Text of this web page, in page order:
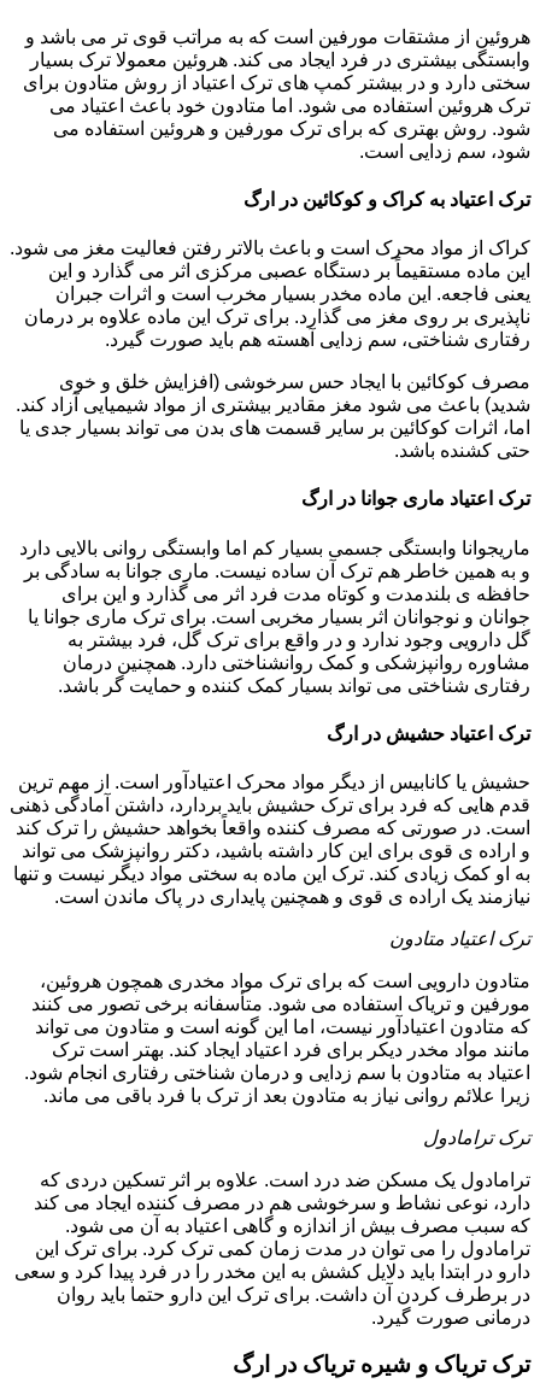
هروئین از مشتقات مورفین است که به مراتب قوی تر می باشد و
وابستگی بیشتری در فرد ایجاد می کند. هروئین معمولا ترک بسیار
سختی دارد و در بیشتر کمپ های ترک اعتیاد از روش متادون برای
ترک هروئین استفاده می شود. اما متادون خود باعث اعتیاد می
شود. روش بهتری که برای ترک مورفین و هروئین استفاده می
شود، سم زدایی است.
ترک اعتیاد به کراک و کوکائین در ارگ
کراک از مواد محرک است و باعث بالاتر رفتن فعالیت مغز می شود.
این ماده مستقیماً بر دستگاه عصبی مرکزی اثر می گذارد و این
یعنی فاجعه. این ماده مخدر بسیار مخرب است و اثرات جبران
ناپذیری بر روی مغز می گذارد. برای ترک این ماده علاوه بر درمان
رفتاری شناختی، سم زدایی آهسته هم باید صورت گیرد.
مصرف کوکائین با ایجاد حس سرخوشی (افزایش خلق و خوی
شدید) باعث می شود مغز مقادیر بیشتری از مواد شیمیایی آزاد کند.
اما، اثرات کوکائین بر سایر قسمت های بدن می تواند بسیار جدی یا
حتی کشنده باشد.
ترک اعتیاد ماری جوانا در ارگ
ماریجوانا وابستگی جسمی بسیار کم اما وابستگی روانی بالایی دارد
و به همین خاطر هم ترک آن ساده نیست. ماری جوانا به سادگی بر
حافظه ی بلندمدت و کوتاه مدت فرد اثر می گذارد و این برای
جوانان و نوجوانان اثر بسیار مخربی است. برای ترک ماری جوانا یا
گل دارویی وجود ندارد و در واقع برای ترک گل، فرد بیشتر به
مشاوره روانپزشکی و کمک روانشناختی دارد. همچنین درمان
رفتاری شناختی می تواند بسیار کمک کننده و حمایت گر باشد.
ترک اعتیاد حشیش در ارگ
حشیش یا کانابیس از دیگر مواد محرک اعتیادآور است. از مهم ترین
قدم هایی که فرد برای ترک حشیش باید بردارد، داشتن آمادگی ذهنی
است. در صورتی که مصرف کننده واقعاً بخواهد حشیش را ترک کند
و اراده ی قوی برای این کار داشته باشید، دکتر روانپزشک می تواند
به او کمک زیادی کند. ترک این ماده به سختی مواد دیگر نیست و تنها
نیازمند یک اراده ی قوی و همچنین پایداری در پاک ماندن است.
ترک اعتیاد متادون
متادون دارویی است که برای ترک مواد مخدری همچون هروئین،
مورفین و تریاک استفاده می شود. متأسفانه برخی تصور می کنند
که متادون اعتیادآور نیست، اما این گونه است و متادون می تواند
مانند مواد مخدر دیکر برای فرد اعتیاد ایجاد کند. بهتر است ترک
اعتیاد به متادون با سم زدایی و درمان شناختی رفتاری انجام شود.
زیرا علائم روانی نیاز به متادون بعد از ترک با فرد باقی می ماند.
ترک ترامادول
ترامادول یک مسکن ضد درد است. علاوه بر اثر تسکین دردی که
دارد، نوعی نشاط و سرخوشی هم در مصرف کننده ایجاد می کند
که سبب مصرف بیش از اندازه و گاهی اعتیاد به آن می شود.
ترامادول را می توان در مدت زمان کمی ترک کرد. برای ترک این
دارو در ابتدا باید دلایل کشش به این مخدر را در فرد پیدا کرد و سعی
در برطرف کردن آن داشت. برای ترک این دارو حتما باید روان
درمانی صورت گیرد.
ترک تریاک و شیره تریاک در ارگ